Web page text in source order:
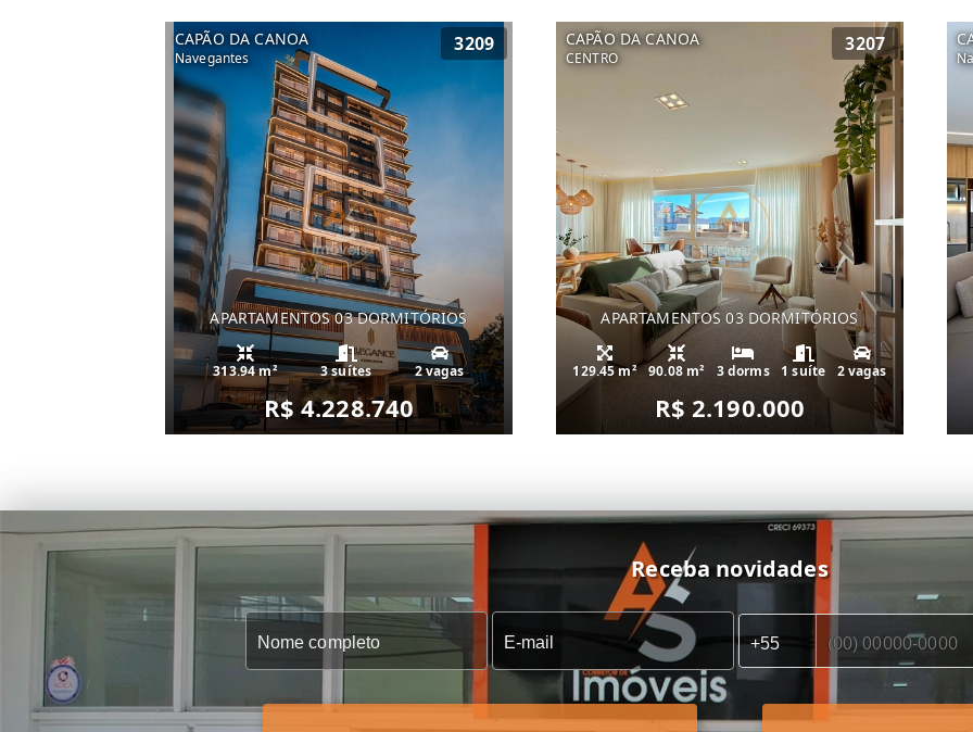
CAPÃO DA CANOA
Navegantes
3209
APARTAMENTOS 03 DORMITÓRIOS
313.94 m² 3 suítes 2 vagas
R$ 4.228.740
CAPÃO DA CANOA
CENTRO
3207
APARTAMENTOS 03 DORMITÓRIOS
129.45 m² 90.08 m² 3 dorms 1 suíte 2 vagas
R$ 2.190.000
Receba novidades